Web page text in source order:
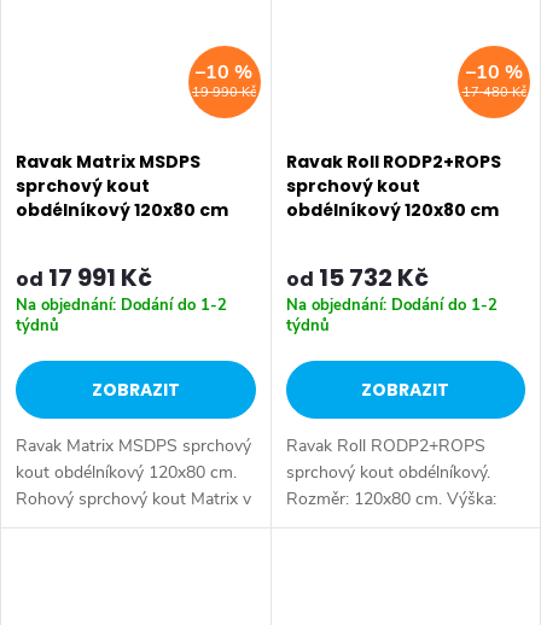
19 990 Kč
–10 %
Ravak Matrix MSDPS
sprchový kout
obdélníkový 120x80 cm
od 17 991 Kč
Na objednání: Dodání do 1-2
týdnů
ZOBRAZIT
Ravak Matrix MSDPS sprchový
kout obdélníkový 120x80 cm.
Rohový sprchový kout Matrix v
bílém, chromovém nebo satin
17 480 Kč
–10 %
Ravak Roll RODP2+ROPS
sprchový kout
obdélníkový 120x80 cm
od 15 732 Kč
Na objednání: Dodání do 1-2
týdnů
ZOBRAZIT
Ravak Roll RODP2+ROPS
sprchový kout obdélníkový.
Rozměr: 120x80 cm. Výška:
195 cm. Výběr rámu - chrom,